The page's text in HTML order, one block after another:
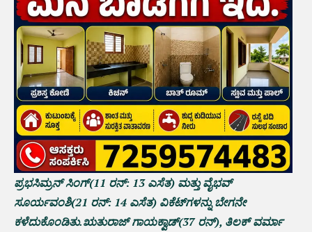
ಪ್ರಭಸಿಮ್ರನ್ ಸಿಂಗ್(11 ರನ್: 13 ಎಸೆತ) ಮತ್ತು ವೈಭವ್
ಸೂರ್ಯವಂಶಿ(21 ರನ್: 14 ಎಸೆತ) ವಿಕೆಟ್‌ಗಳನ್ನು ಬೇಗನೇ
ಕಳೆದುಕೊಂಡಿತು.ಋತುರಾಜ್ ಗಾಯಕ್ವಾಡ್(37 ರನ್), ತಿಲಕ್ ವರ್ಮಾ